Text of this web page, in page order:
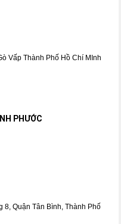
Vấp Thành Phố Hồ Chí MInh
PHƯỚC
Quận Tân Bình, Thành Phố